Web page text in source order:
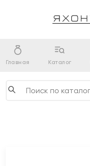
Главная Каталог